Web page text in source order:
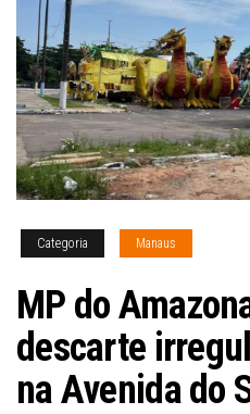
Categoria Manaus
MP do
descarte
na Avenida do